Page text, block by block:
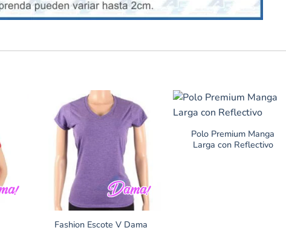
Fashion Escote V Dama
Polo Premium Manga
Larga con Reflectivo